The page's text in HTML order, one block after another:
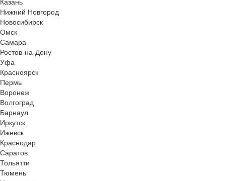
Нижний Новгород
Новосибирск
Омск
Самара
Ростов-на-Дону
Уфа
Красноярск
Пермь
Воронеж
Волгоград
Барнаул
Иркутск
Ижевск
Краснодар
Саратов
Тольятти
Тюмень